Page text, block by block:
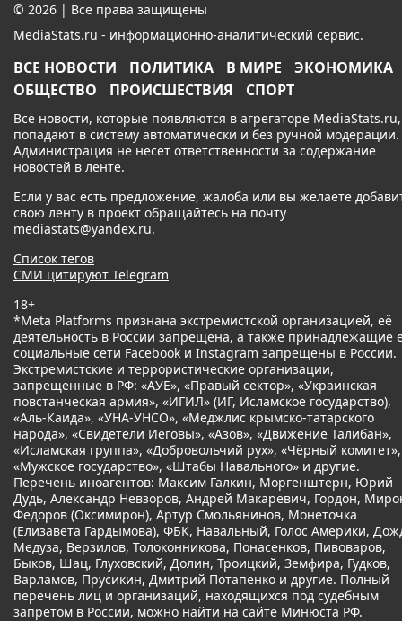
© 2026 | Все права защищены
MediaStats.ru - информационно-аналитический сервис.
ВСЕ НОВОСТИ ПОЛИТИКА В МИРЕ
ЭКОНОМИКА
ОБЩЕСТВО
ПРОИСШЕСТВИЯ СПОРТ
Все новости, которые появляются в агрегаторе MediaStats.ru,
попадают в систему автоматически и без ручной модерации.
Администрация не несет ответственности за содержание
новостей в ленте.
Если у вас есть предложение, жалоба или вы желаете
свою ленту в проект обращайтесь на почту
mediastats@yandex.ru.
Список тегов
СМИ цитируют Telegram
18+
*Meta Platforms признана экстремистской организацией, её
деятельность в России запрещена, а также принадлежащие
социальные сети Facebook и Instagram запрещены в России.
Экстремистские и террористические организации,
запрещенные в РФ: «АУЕ», «Правый сектор», «Украинская
повстанческая армия», «ИГИЛ» (ИГ, Исламское государство),
«Аль-Каида», «УНА-УНСО», «Меджлис крымско-татарского
народа», «Свидетели Иеговы», «Азов», «Движение Талибан»,
«Исламская группа», «Добровольчий рух», «Чёрный комитет»,
«Мужское государство», «Штабы Навального» и другие.
Перечень иноагентов: Максим Галкин, Моргенштерн, Юрий
Дудь, Александр Невзоров, Андрей Макаревич, Гордон,
Фёдоров (Оксимирон), Артур Смольянинов, Монеточка
(Елизавета Гардымова), ФБК, Навальный, Голос Америки,
Медуза, Верзилов, Толоконникова, Понасенков, Пивоваров,
Быков, Шац, Глуховский, Долин, Троицкий, Земфира, Гудков,
Варламов, Прусикин, Дмитрий Потапенко и другие. Полный
перечень лиц и организаций, находящихся под судебным
запретом в России, можно найти на сайте Минюста РФ.